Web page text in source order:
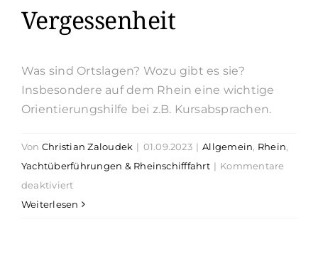
Vergessenheit
Was sind Ortslagen? Wozu gibt es sie?
Insbesondere auf dem Rhein eine wichtige
Orientierungshilfe bei z.B. Kursabsprachen.
Von Christian Zaloudek | 01.09.2023 | Allgemein, Rhein,
Yachtüberführungen & Rheinschifffahrt | Kommentare
deaktiviertfür
Ortslagen
Weiterlesen